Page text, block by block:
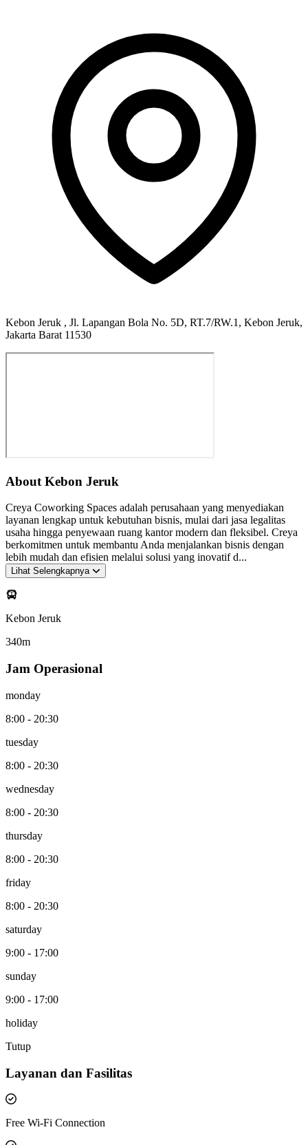
Kebon Jeruk , Jl. Lapangan Bola No. 5D, RT.7/RW.1, Kebon Jeruk,
Jakarta Barat 11530
About Kebon Jeruk
Creya Coworking Spaces adalah perusahaan yang menyediakan
layanan lengkap untuk kebutuhan bisnis, mulai dari jasa legalitas
usaha hingga penyewaan ruang kantor modern dan fleksibel. Creya
berkomitmen untuk membantu Anda menjalankan bisnis dengan
lebih mudah dan efisien melalui solusi yang inovatif d...
Lihat Selengkapnya
Kebon Jeruk
340m
Jam Operasional
monday
8:00 - 20:30
tuesday
8:00 - 20:30
wednesday
8:00 - 20:30
thursday
8:00 - 20:30
friday
8:00 - 20:30
saturday
9:00 - 17:00
sunday
9:00 - 17:00
holiday
Tutup
Layanan dan Fasilitas
Free Wi-Fi Connection